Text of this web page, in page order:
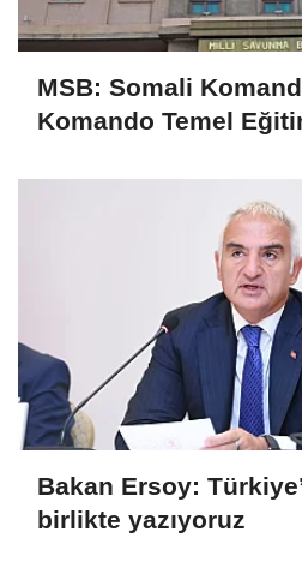
MSB: Somali
Komando Temel
Bakan Ersoy:
birlikte yazıyoruz